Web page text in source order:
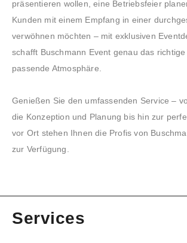
präsentieren wollen, eine Betriebsfeier
Kunden mit einem Empfang in einer
verwöhnen möchten – mit exklusiven
schafft Buschmann Event genau das
passende Atmosphäre.
Genießen Sie den umfassenden Service –
die Konzeption und Planung bis hin zur
vor Ort stehen Ihnen die Profis von
zur Verfügung.
Services